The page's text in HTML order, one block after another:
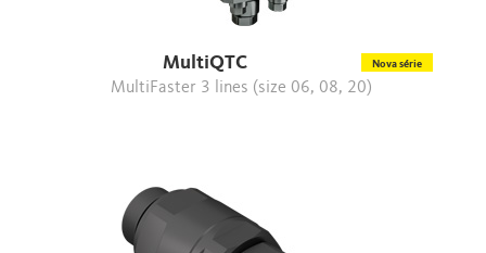
MultiQTC Nova série
MultiFaster 3 lines (size 06, 08, 20)